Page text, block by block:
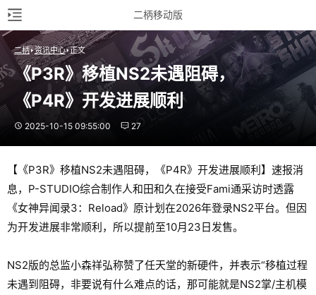
二柄移动版
二柄 资讯中心 正文
《P3R》移植NS2未遇阻碍，
《P4R》开发进展顺利
2025-10-15 09:55:00 27
【《P3R》移植NS2未遇阻碍，《P4R》开发进展顺利】速报消
息，P-STUDIO综合制作人和田和久在接受Fami通采访时透露
《女神异闻录3：Reload》原计划在2026年登录NS2平台。但因
为开发进展非常顺利，所以提前至10月23日发售。
NS2版的总监小森祥弘称赞了任天堂的新硬件，并表示“移植过程
未遇到阻碍，非要说有什么难点的话，那可能就是NS2掌/主机模